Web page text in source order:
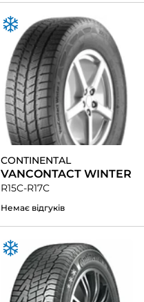
CONTINENTAL
VANCONTACT WINTER
R15C-R17C
Немає відгуків